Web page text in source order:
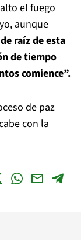
el fuego
aunque
raíz de esta
de tiempo
comience”.
de paz
con la